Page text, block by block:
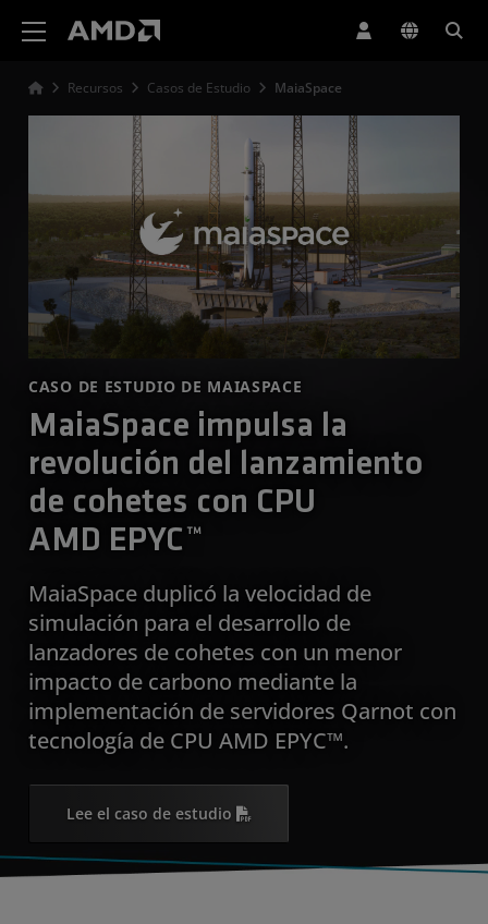
Recursos Casos de Estudio MaiaSpace
CASO DE ESTUDIO DE MAIASPACE
MaiaSpace impulsa la
revolución del lanzamiento
de cohetes con CPU
AMD EPYC™
MaiaSpace duplicó la velocidad de
simulación para el desarrollo de
lanzadores de cohetes con un menor
impacto de carbono mediante la
implementación de servidores Qarnot con
tecnología de CPU AMD EPYC™.
Lee el caso de estudio